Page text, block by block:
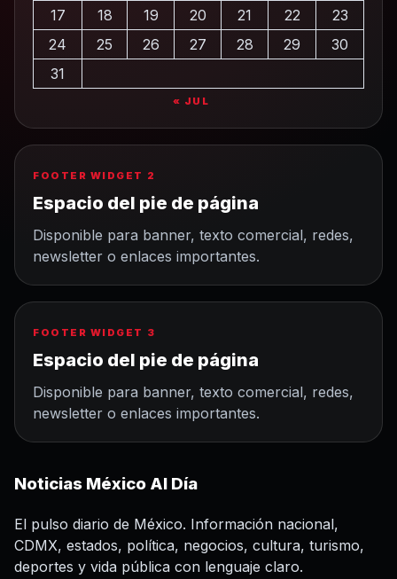
17
18 19 20 21 22
23
24
25 26 27 28 29
30
31
« JUL
FOOTER WIDGET 2
Espacio del pie de página
Disponible para banner, texto comercial, redes,
newsletter o enlaces importantes.
FOOTER WIDGET 3
Espacio del pie de página
Disponible para banner, texto comercial, redes,
newsletter o enlaces importantes.
Noticias México Al Día
El pulso diario de México. Información nacional,
CDMX, estados, política, negocios, cultura, turismo,
deportes y vida pública con lenguaje claro.